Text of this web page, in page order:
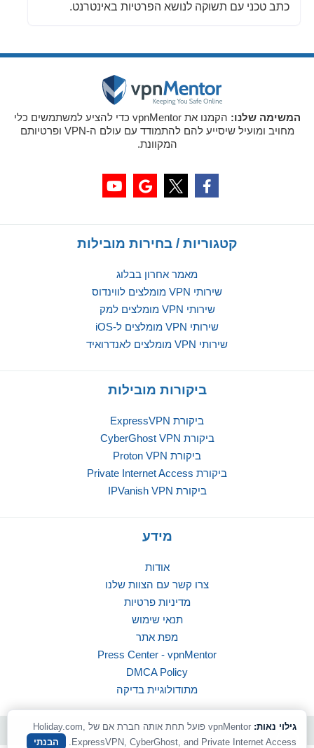
כתב טכני עם תשוקה לנושא הפרטיות באינטרנט.
המשימה שלנו:
הקמנו את vpnMentor כדי להציע למשתמשים כלי
מחויב ומועיל שיסייע להם להתמודד עם עולם ה-VPN ופרטיותם
המקוונת.
קטגוריות / בחירות מובילות
מאמר אחרון בבלוג
שירותי VPN מומלצים לווינדוס
שירותי VPN מומלצים למק
שירותי VPN מומלצים ל-iOS
שירותי VPN מומלצים לאנדרואיד
ביקורות מובילות
ביקורת ExpressVPN
ביקורת CyberGhost VPN
ביקורת Proton VPN
ביקורת Private Internet Access
ביקורת IPVanish VPN
מידע
אודות
צרו קשר עם הצוות שלנו
מדיניות פרטיות
תנאי שימוש
מפת אתר
Press Center - vpnMentor
DMCA Policy
מתודולוגיית בדיקה
© 2026 vpnMentor | כל הזכויות שמורות גילוי נאות:
vpnMentor פועל תחת אותה חברת אם של Holiday.com,
ExpressVPN, CyberGhost, and Private Internet Access.
הבנתי